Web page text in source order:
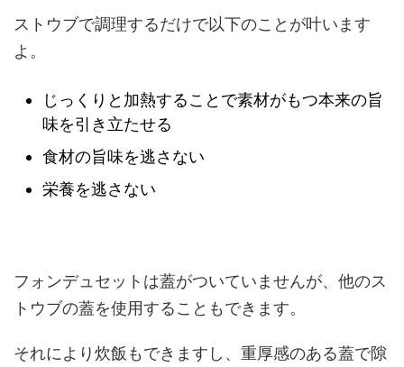
ストウブで調理するだけで以下のことが叶います
よ。
じっくりと加熱することで素材がもつ本来の旨
味を引き立たせる
食材の旨味を逃さない
栄養を逃さない
フォンデュセットは蓋がついていませんが、他のス
トウブの蓋を使用することもできます。
それにより炊飯もできますし、重厚感のある蓋で隙